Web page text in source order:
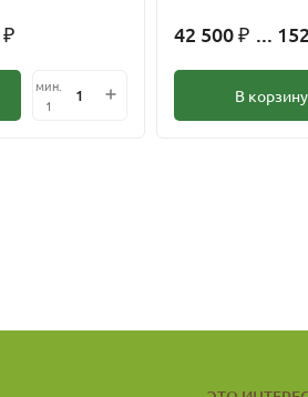
₽
мин.
1
42 500 ₽ ...
В корзину